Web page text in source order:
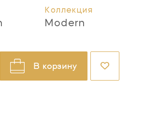
Коллекция
Modern
В корзину